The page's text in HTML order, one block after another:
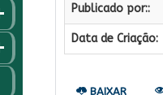
Publicado por::
Data de Criação:
BAIXAR